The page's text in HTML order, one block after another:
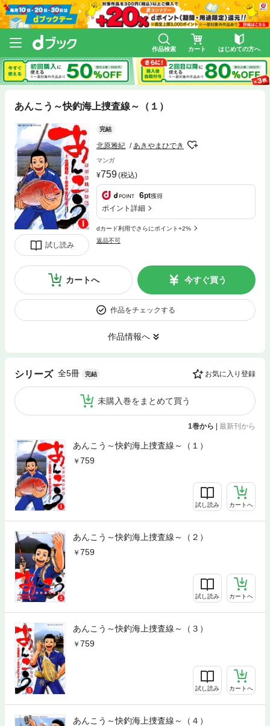
作品検索 カート はじめての方へ
あんこう～快釣海上捜査線～（１）
試し読み
完結
北原雅紀 あきやまひでき
マンガ
759(税込)
6pt獲得
ポイント詳細
dカード利用でさらにポイント+2%
返品不可
カートへ 今すぐ買う
作品をチェックする
作品情報へ
シリーズ 全5冊 完結 お気に入り登録
未購入巻をまとめて買う
1巻から | 最新刊から
あんこう～快釣海上捜査線～（１）
759
試し読み カートへ
あんこう～快釣海上捜査線～（２）
759
試し読み カートへ
あんこう～快釣海上捜査線～（３）
759
試し読み カートへ
あんこう～快釣海上捜査線～（４）